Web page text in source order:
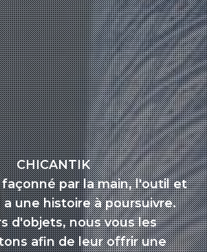
CHICANTIK
par la main, l'outil et
une histoire à poursuivre.
d'objets, nous vous les
afin de leur offrir une